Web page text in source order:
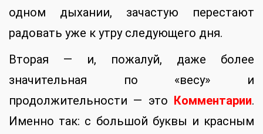
одном дыхании, зачастую перестают
радовать уже к утру следующего дня.
Вторая — и, пожалуй, даже более
значительная по «весу» и
продолжительности — это Комментарии.
Именно так: с большой буквы и красным